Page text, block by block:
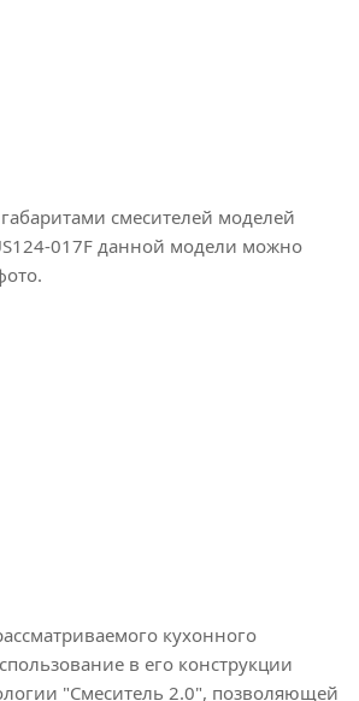
смесителей моделей
017F данной модели можно
кухонного
в его конструкции
"Смеситель 2.0", позволяющей